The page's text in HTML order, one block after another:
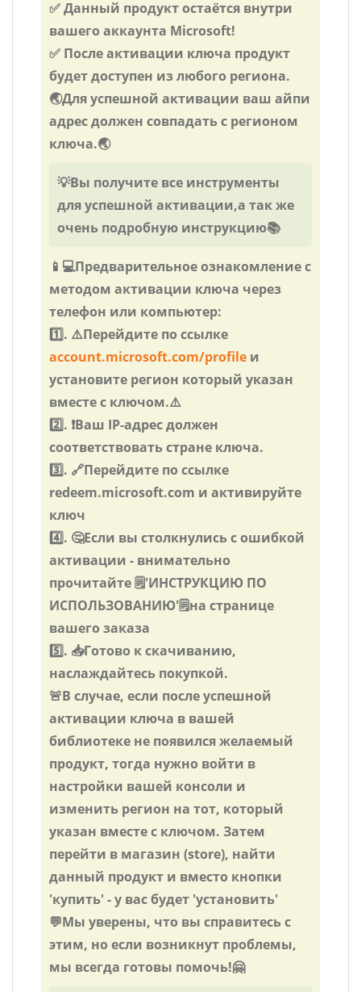
✅ Данный продукт остаётся внутри
вашего аккаунта Microsoft!
✅ После активации ключа продукт
будет доступен из любого региона.
🌏Для успешной активации ваш айпи
адрес должен совпадать с регионом
ключа.🌏
💡Вы получите все инструменты
для успешной активации,а так же
очень подробную инструкцию📚
📱💻Предварительное ознакомление с
методом активации ключа через
телефон или компьютер:
1️⃣. ⚠️Перейдите по ссылке
account.microsoft.com/profile и
установите регион который указан
вместе с ключом.⚠️
2️⃣. ❗Ваш IP-адрес должен
соответствовать стране ключа.
3️⃣. 🔗Перейдите по ссылке
redeem.microsoft.com и активируйте
ключ
4️⃣. 🤔Если вы столкнулись с ошибкой
активации - внимательно
прочитайте 🗒️️'ИНСТРУКЦИЮ ПО
ИСПОЛЬЗОВАНИЮ'🗒️️на странице
вашего заказа
5️⃣. 📥Готово к скачиванию,
наслаждайтесь покупкой.
🚨В случае, если после успешной
активации ключа в вашей
библиотеке не появился желаемый
продукт, тогда нужно войти в
настройки вашей консоли и
изменить регион на тот, который
указан вместе с ключом. Затем
перейти в магазин (store), найти
данный продукт и вместо кнопки
'купить' - у вас будет 'установить'
💬Мы уверены, что вы справитесь с
этим, но если возникнут проблемы,
мы всегда готовы помочь!🤗